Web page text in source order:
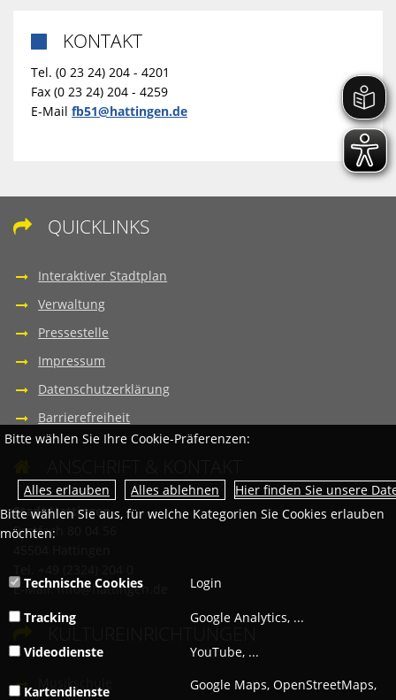
KONTAKT
Tel. (0 23 24) 204 - 4201
Fax (0 23 24) 204 - 4259
E-Mail fb51@hattingen.de
 QUICKLINKS
Interaktiver Stadtplan
Verwaltung
Pressestelle
Impressum
Datenschutzerklärung
Barrierefreiheit
Stadt Hattingen
Postfach 80 04 56
E-Mail:info@hattingen.de
KULTUREINRICHTUNGEN
Bitte wählen Sie Ihre Cookie-Präferenzen:
Hier finden Sie unsere
Bitte wählen Sie aus, für welche Kategorien Sie Cookies erlauben
möchten:
Technische Cookies Login
Tracking Google Analytics, ...
Videodienste YouTube, ...
Kartendienste
Google Maps, OpenStreetMaps,